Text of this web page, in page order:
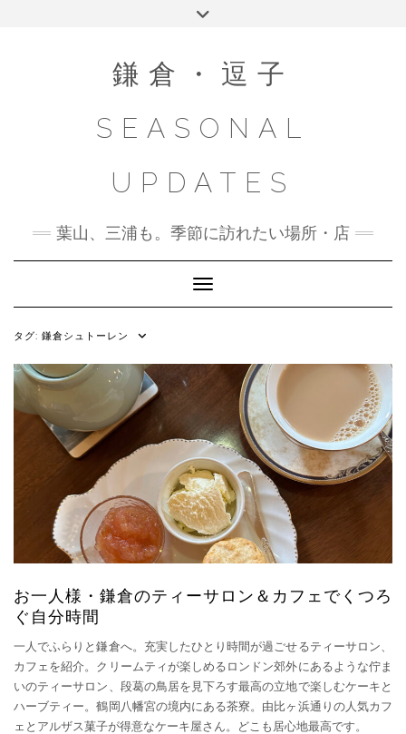
鎌倉・逗子
SEASONAL
UPDATES
葉山、三浦も。季節に訪れたい場所・店
Toggle Navigation
タグ: 鎌倉シュトーレン
お一人様・鎌倉のティーサロン＆カフェでくつろ
ぐ自分時間
一人でふらりと鎌倉へ。充実したひとり時間が過ごせるティーサロン、
カフェを紹介。クリームティが楽しめるロンドン郊外にあるような佇ま
いのティーサロン、段葛の鳥居を見下ろす最高の立地で楽しむケーキと
ハーブティー。鶴岡八幡宮の境内にある茶寮。由比ヶ浜通りの人気カフ
ェとアルザス菓子が得意なケーキ屋さん。どこも居心地最高です。